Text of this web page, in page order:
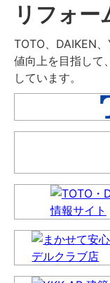
リフォー
TOTO、DAIKEN
値向上を目指して
しています。